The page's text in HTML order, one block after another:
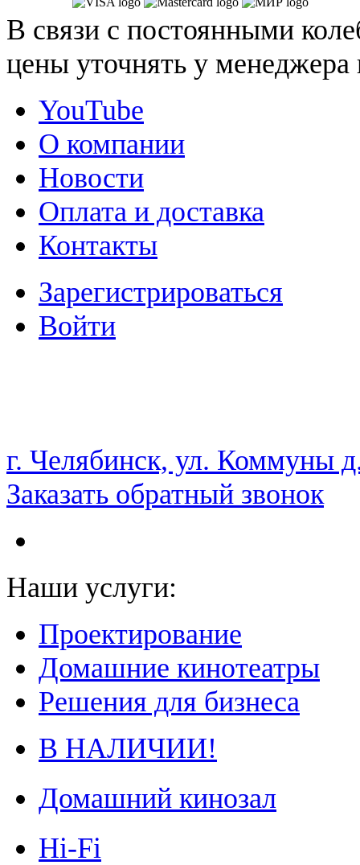
В связи с постоянными
цены уточнять у
YouTube
О компании
Новости
Оплата и доставка
Контакты
Зарегистрироваться
Войти
НАМ ДОВЕРЯЮТ С 2003 ГОДА
г. Челябинск, ул. Коммуны
Заказать обратный звонок
Наши услуги:
Проектирование
Домашние кинотеатры
Решения для бизнеса
В НАЛИЧИИ!
Домашний кинозал
Hi-Fi